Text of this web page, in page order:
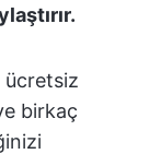
ücretsiz
birkaç